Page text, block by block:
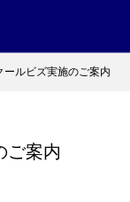
ルビズ実施のご案内
案内